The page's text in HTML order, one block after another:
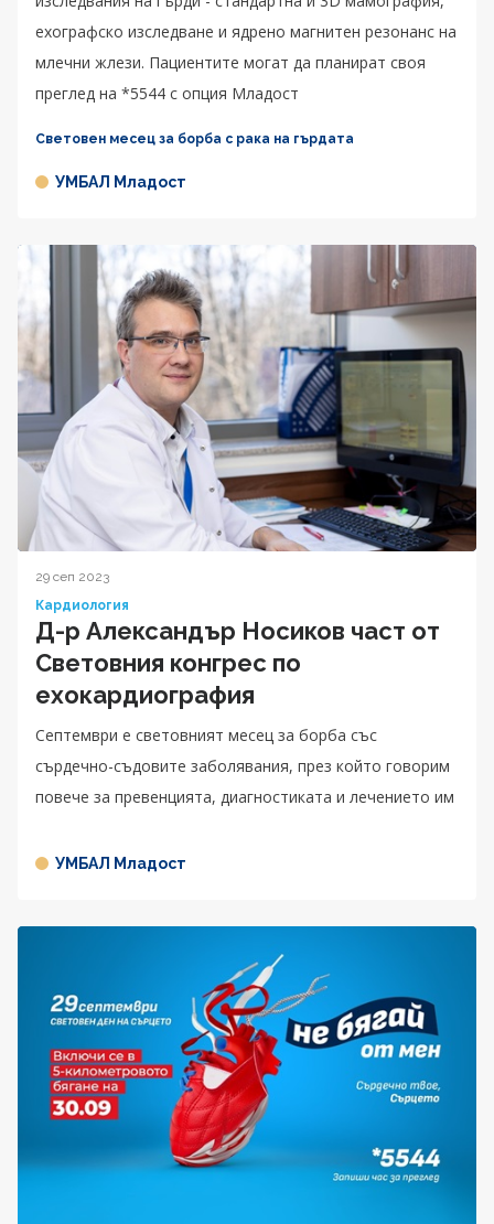
ехографско изследване и ядрено магнитен резонанс на
млечни жлези. Пациентите могат да планират своя
преглед на *5544 с опция Младост
Световен месец за борба с рака на гърдата
УМБАЛ Младост
29 сеп 2023
Кардиология
Д-р Александър Носиков част от
Световния конгрес по
ехокардиография
Септември е световният месец за борба със
сърдечно-съдовите заболявания, през който говорим
повече за превенцията, диагностиката и лечението им
УМБАЛ Младост